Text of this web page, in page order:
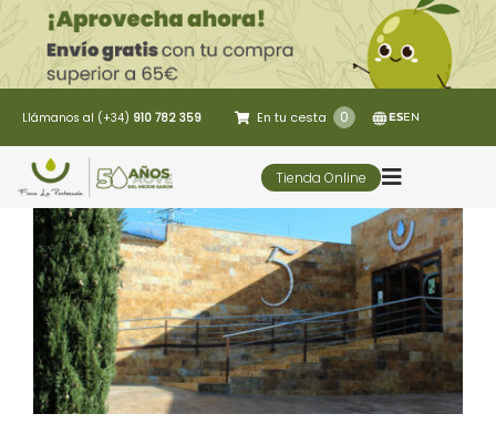
Saltar
al
contenido
Llámanos al (+34) 910 782 359 En tu cesta 0 ESEN
Tienda Online
Toggle
5 Elementos
Oleoturismo
Restaurante